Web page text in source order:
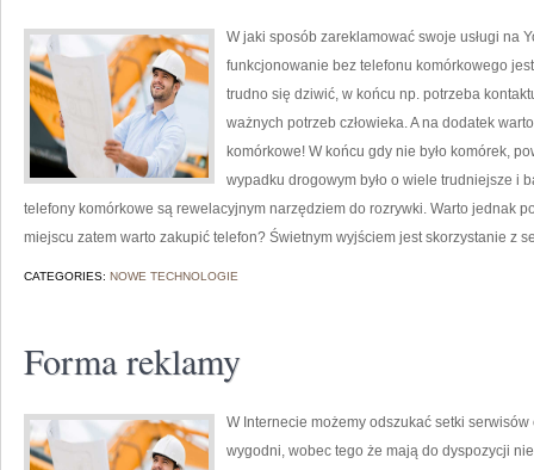
W jaki sposób zareklamować swoje usługi na
funkcjonowanie bez telefonu komórkowego
trudno się dziwić, w końcu np. potrzeba
ważnych potrzeb człowieka. A na dodatek
komórkowe! W końcu gdy nie było komórek,
wypadku drogowym było o wiele trudniejsze i
telefony komórkowe są rewelacyjnym narzędziem do rozrywki. Warto jednak
miejscu zatem warto zakupić telefon? Świetnym wyjściem jest skorzystanie z
CATEGORIES: NOWE TECHNOLOGIE
Forma reklamy
W Internecie możemy odszukać setki
wygodni, wobec tego że mają do dyspozycji